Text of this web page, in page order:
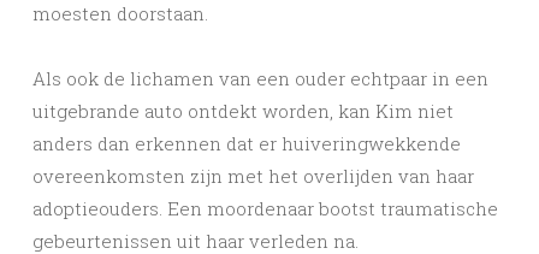
moesten doorstaan.
Als ook de lichamen van een ouder echtpaar in een
uitgebrande auto ontdekt worden, kan Kim niet
anders dan erkennen dat er huiveringwekkende
overeenkomsten zijn met het overlijden van haar
adoptieouders. Een moordenaar bootst traumatische
gebeurtenissen uit haar verleden na.